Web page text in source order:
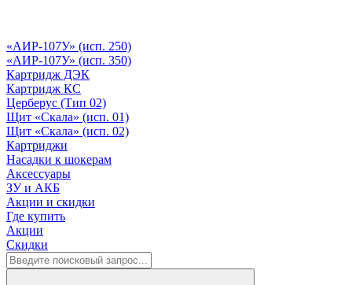
«АИР-107У» (исп. 250)
«АИР-107У» (исп. 350)
Картридж ДЭК
Картридж КС
Церберус (Тип 02)
Щит «Скала» (исп. 01)
Щит «Скала» (исп. 02)
Картриджи
Насадки к шокерам
Аксессуары
ЗУ и АКБ
Акции и скидки
Где купить
Акции
Скидки